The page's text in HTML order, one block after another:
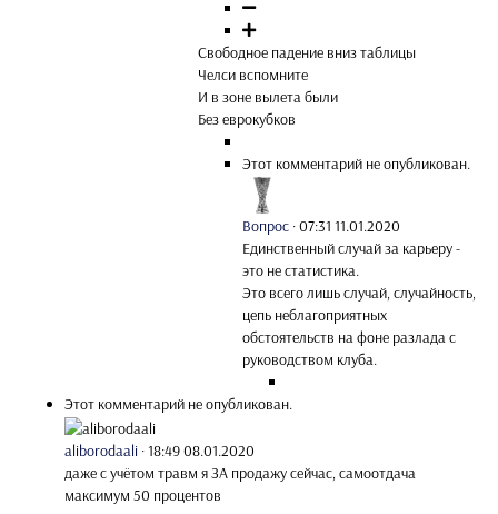
Свободное падение вниз таблицы
Челси вспомните
И в зоне вылета были
Без еврокубков
Этот комментарий не опубликован.
Вопрос ·07:31 11.01.2020
Единственный случай за карьеру -
это не статистика.
Это всего лишь случай, случайность,
цепь неблагоприятных
обстоятельств на фоне разлада с
руководством клуба.
Этот комментарий не опубликован.
aliborodaali ·18:49 08.01.2020
даже с учётом травм я ЗА продажу сейчас, самоотдача
максимум 50 процентов